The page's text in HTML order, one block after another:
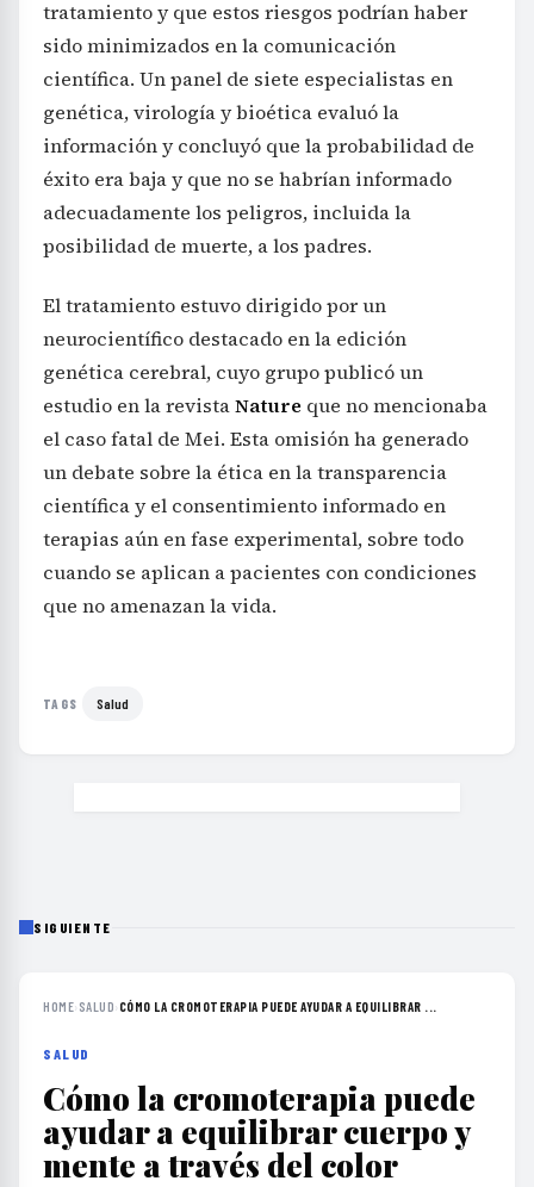
tratamiento y que estos riesgos podrían haber
sido minimizados en la comunicación
científica. Un panel de siete especialistas en
genética, virología y bioética evaluó la
información y concluyó que la probabilidad de
éxito era baja y que no se habrían informado
adecuadamente los peligros, incluida la
posibilidad de muerte, a los padres.
El tratamiento estuvo dirigido por un
neurocientífico destacado en la edición
genética cerebral, cuyo grupo publicó un
estudio en la revistaNature que no mencionaba
el caso fatal de Mei. Esta omisión ha generado
un debate sobre la ética en la transparencia
científica y el consentimiento informado en
terapias aún en fase experimental, sobre todo
cuando se aplican a pacientes con condiciones
que no amenazan la vida.
TAGS Salud
SIGUIENTE
HOME› SALUD› CÓMO LA CROMOTERAPIA PUEDE AYUDAR A EQUILIBRAR ...
SALUD
Cómo la cromoterapia puede
ayudar a equilibrar cuerpo y
mente a través del color